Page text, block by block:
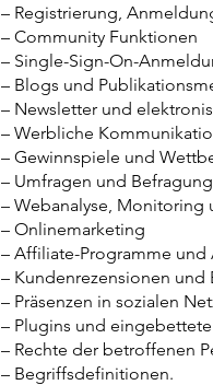
– Registrierung,
– Community Funktionen
– Single-Sign-On-
– Blogs und
– Newsletter und
– Werbliche
– Gewinnspiele und
– Umfragen und
– Webanalyse,
– Onlinemarketing
– Affiliate-Programme und
– Kundenrezensionen und
– Präsenzen in sozialen
– Plugins und
– Rechte der betroffenen
– Begriffsdefinitionen.